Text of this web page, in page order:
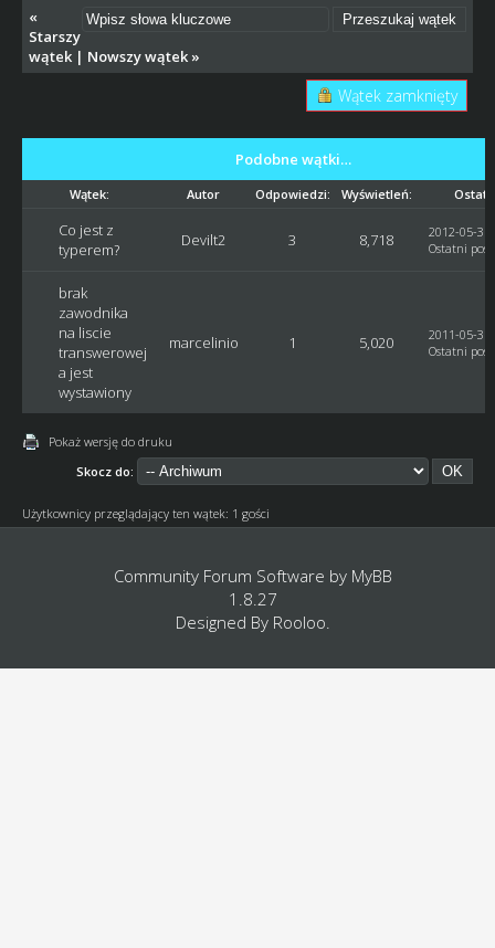
«
Starszy
wątek| Nowszy wątek»
Wątek zamknięty
Podobne wątki…
Wątek: Autor Odpowiedzi: Wyświetleń:
Co jest z
typerem?
Devilt2 3 8,718
2012-05-
Ostatni post
brak
zawodnika
na liscie
transwerowej
a jest
wystawiony
marcelinio 1 5,020
2011-05-
Ostatni post
Pokaż wersję do druku
Skocz do:
Użytkownicy przeglądający ten wątek: 1 gości
Community Forum Software by MyBB
1.8.27
Designed By Rooloo.